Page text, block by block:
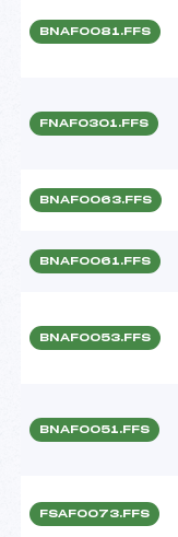
BNAF0081.FFS
FNAF0301.FFS
BNAF0063.FFS
BNAF0061.FFS
BNAF0053.FFS
BNAF0051.FFS
FSAF0073.FFS